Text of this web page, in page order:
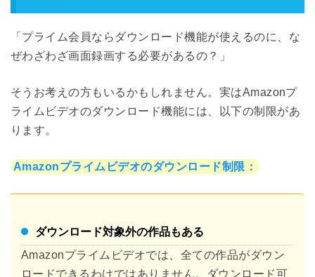
「プライム会員ならダウンロード機能が使えるのに、な
ぜわざわざ画面録画する必要があるの？」
そうお考えの方もいるかもしれません。実はAmazonプ
ライムビデオのダウンロード機能には、以下の制限があ
ります。
Amazonプライムビデオのダウンロード制限：
ダウンロード対象外の作品もある
Amazonプライムビデオでは、全ての作品がダウン
ロードできるわけではありません。ダウンロード可